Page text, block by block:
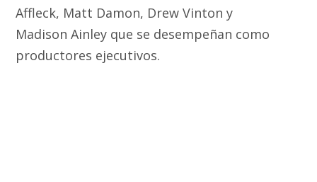
Affleck, Matt Damon, Drew Vinton y
Madison Ainley que se desempeñan como
productores ejecutivos.